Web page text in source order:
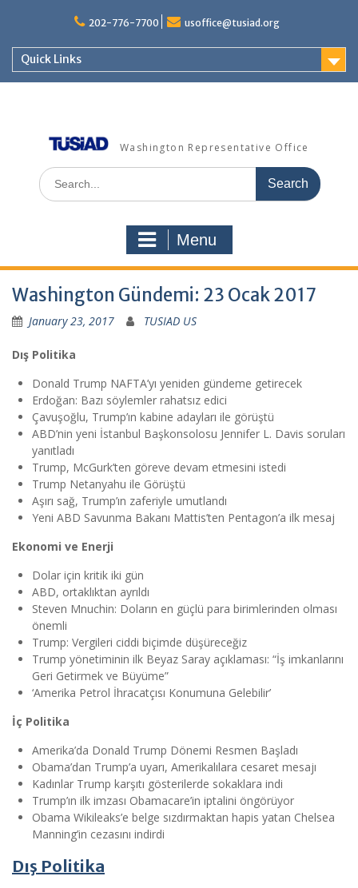
202-776-7700 usoffice@tusiad.org
Quick Links
Washington Representative Office
Search
for:
Menu
Washington Gündemi: 23 Ocak 2017
January 23, 2017 TUSIAD US
Dış Politika
Donald Trump NAFTA’yı yeniden gündeme getirecek
Erdoğan: Bazı söylemler rahatsız edici
Çavuşoğlu, Trump’ın kabine adayları ile görüştü
ABD’nin yeni İstanbul Başkonsolosu Jennifer L. Davis soruları
yanıtladı
Trump, McGurk’ten göreve devam etmesini istedi
Trump Netanyahu ile Görüştü
Aşırı sağ, Trump’ın zaferiyle umutlandı
Yeni ABD Savunma Bakanı Mattis’ten Pentagon’a ilk mesaj
Ekonomi ve Enerji
Dolar için kritik iki gün
ABD, ortaklıktan ayrıldı
Steven Mnuchin: Doların en güçlü para birimlerinden olması
önemli
Trump: Vergileri ciddi biçimde düşüreceğiz
Trump yönetiminin ilk Beyaz Saray açıklaması: “İş imkanlarını
Geri Getirmek ve Büyüme”
‘Amerika Petrol İhracatçısı Konumuna Gelebilir’
İç Politika
Amerika’da Donald Trump Dönemi Resmen Başladı
Obama’dan Trump’a uyarı, Amerikalılara cesaret mesajı
Kadınlar Trump karşıtı gösterilerde sokaklara indi
Trump’ın ilk imzası Obamacare’in iptalini öngörüyor
Obama Wikileaks’e belge sızdırmaktan hapis yatan Chelsea
Manning’in cezasını indirdi
Dış Politika